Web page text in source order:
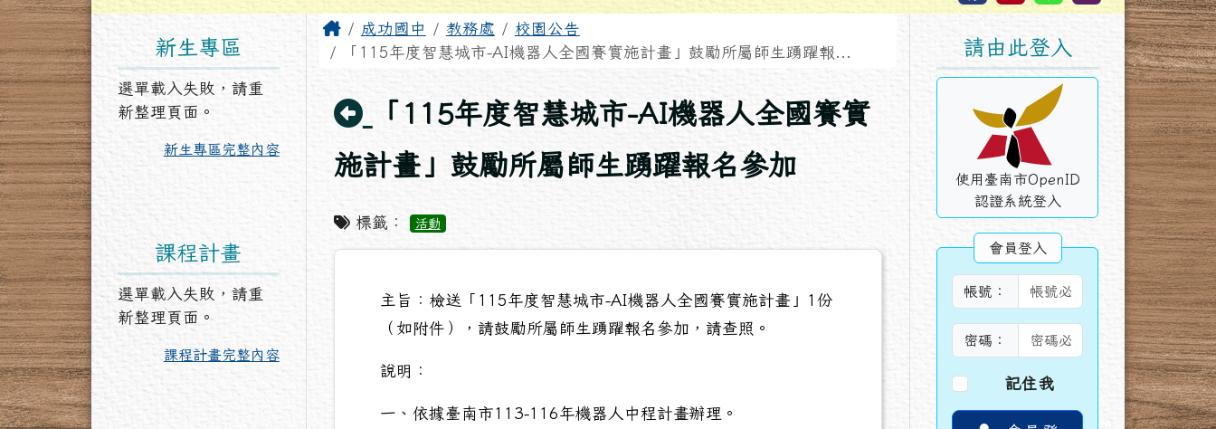
左邊區域內容
新生專區
選單載入失敗，請重
新整理頁面。
新生專區完整內容
課程計畫
選單載入失敗，請重
新整理頁面。
課程計畫完整內容
主內容區域
Home成功國中 教務處
校園公告
「115年度智慧城市-AI機器人全國賽實施計畫」鼓勵所屬師生踴躍報...
回上頁
「115年度智慧城市-AI機器人全國賽實
施計畫」鼓勵所屬師生踴躍報名參加
標籤： 活動
主旨：檢送「115年度智慧城市-AI機器人全國賽實施計畫」1份
（如附件），請鼓勵所屬師生踴躍報名參加，請查照。
說明：
一、依據臺南市113-116年機器人中程計畫辦理。
右邊區域內容
請由此登入
使用臺南市OpenID
認證系統登入
會員登入
帳號：
密碼：
記住我
頁尾區域